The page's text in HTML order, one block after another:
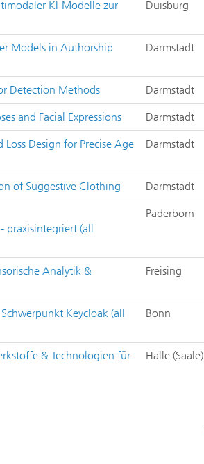
KI-Modelle zur
Duisburg
Models in Authorship
Darmstadt
Detection Methods Darmstadt
and Facial Expressions Darmstadt
Design for Precise Age
Darmstadt
of Suggestive Clothing Darmstadt
praxisintegriert (all
Paderborn
Analytik &
Freising
Keycloak (all
Bonn
& Technologien für
Halle (Saale)